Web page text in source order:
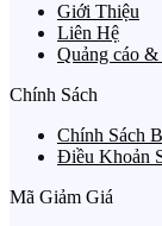
Giới Thiệu
Liên Hệ
Quảng cáo
Chính Sách
Chính Sách
Điều Khoản
Mã Giảm Giá